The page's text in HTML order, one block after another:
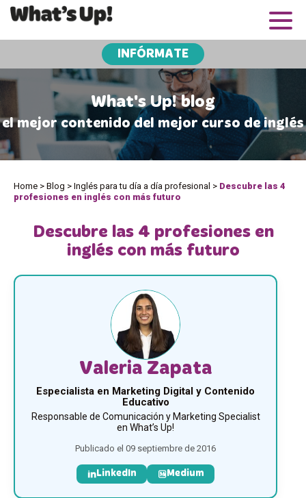
INFÓRMATE
What's Up! blog
el mejor contenido del mejor curso de inglés
Home > Blog > Inglés para tu día a día profesional > Descubre las 4
profesiones en inglés con más futuro
Descubre las 4 profesiones en
inglés con más futuro
Valeria Zapata
Especialista en Marketing Digital y Contenido
Educativo
Responsable de Comunicación y Marketing Specialist
en What’s Up!
Publicado el 09 septiembre de 2016
LinkedIn Medium